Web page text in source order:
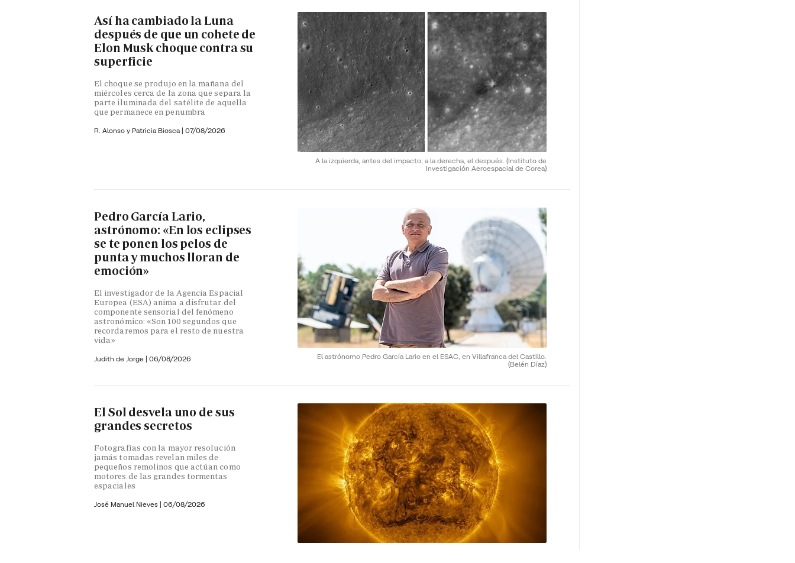
A la izquierda, antes del impacto; a la derecha, el después. (Instituto de
Investigación Aeroespacial de Corea)
Así ha cambiado la Luna
después de que un cohete de
Elon Musk choque contra su
superficie
El choque se produjo en la mañana del
miércoles cerca de la zona que separa la
parte iluminada del satélite de aquella
que permanece en penumbra
R. Alonso y Patricia Biosca | 07/08/2026
El astrónomo Pedro García Lario en el ESAC, en Villafranca del Castillo.
(Belén Díaz)
Pedro García Lario,
astrónomo: «En los eclipses
se te ponen los pelos de
punta y muchos lloran de
emoción»
El investigador de la Agencia Espacial
Europea (ESA) anima a disfrutar del
componente sensorial del fenómeno
astronómico: «Son 100 segundos que
recordaremos para el resto de nuestra
vida»
Judith de Jorge | 06/08/2026
El Sol desvela uno de sus
grandes secretos
Fotografías con la mayor resolución
jamás tomadas revelan miles de
pequeños remolinos que actúan como
motores de las grandes tormentas
espaciales
José Manuel Nieves | 06/08/2026